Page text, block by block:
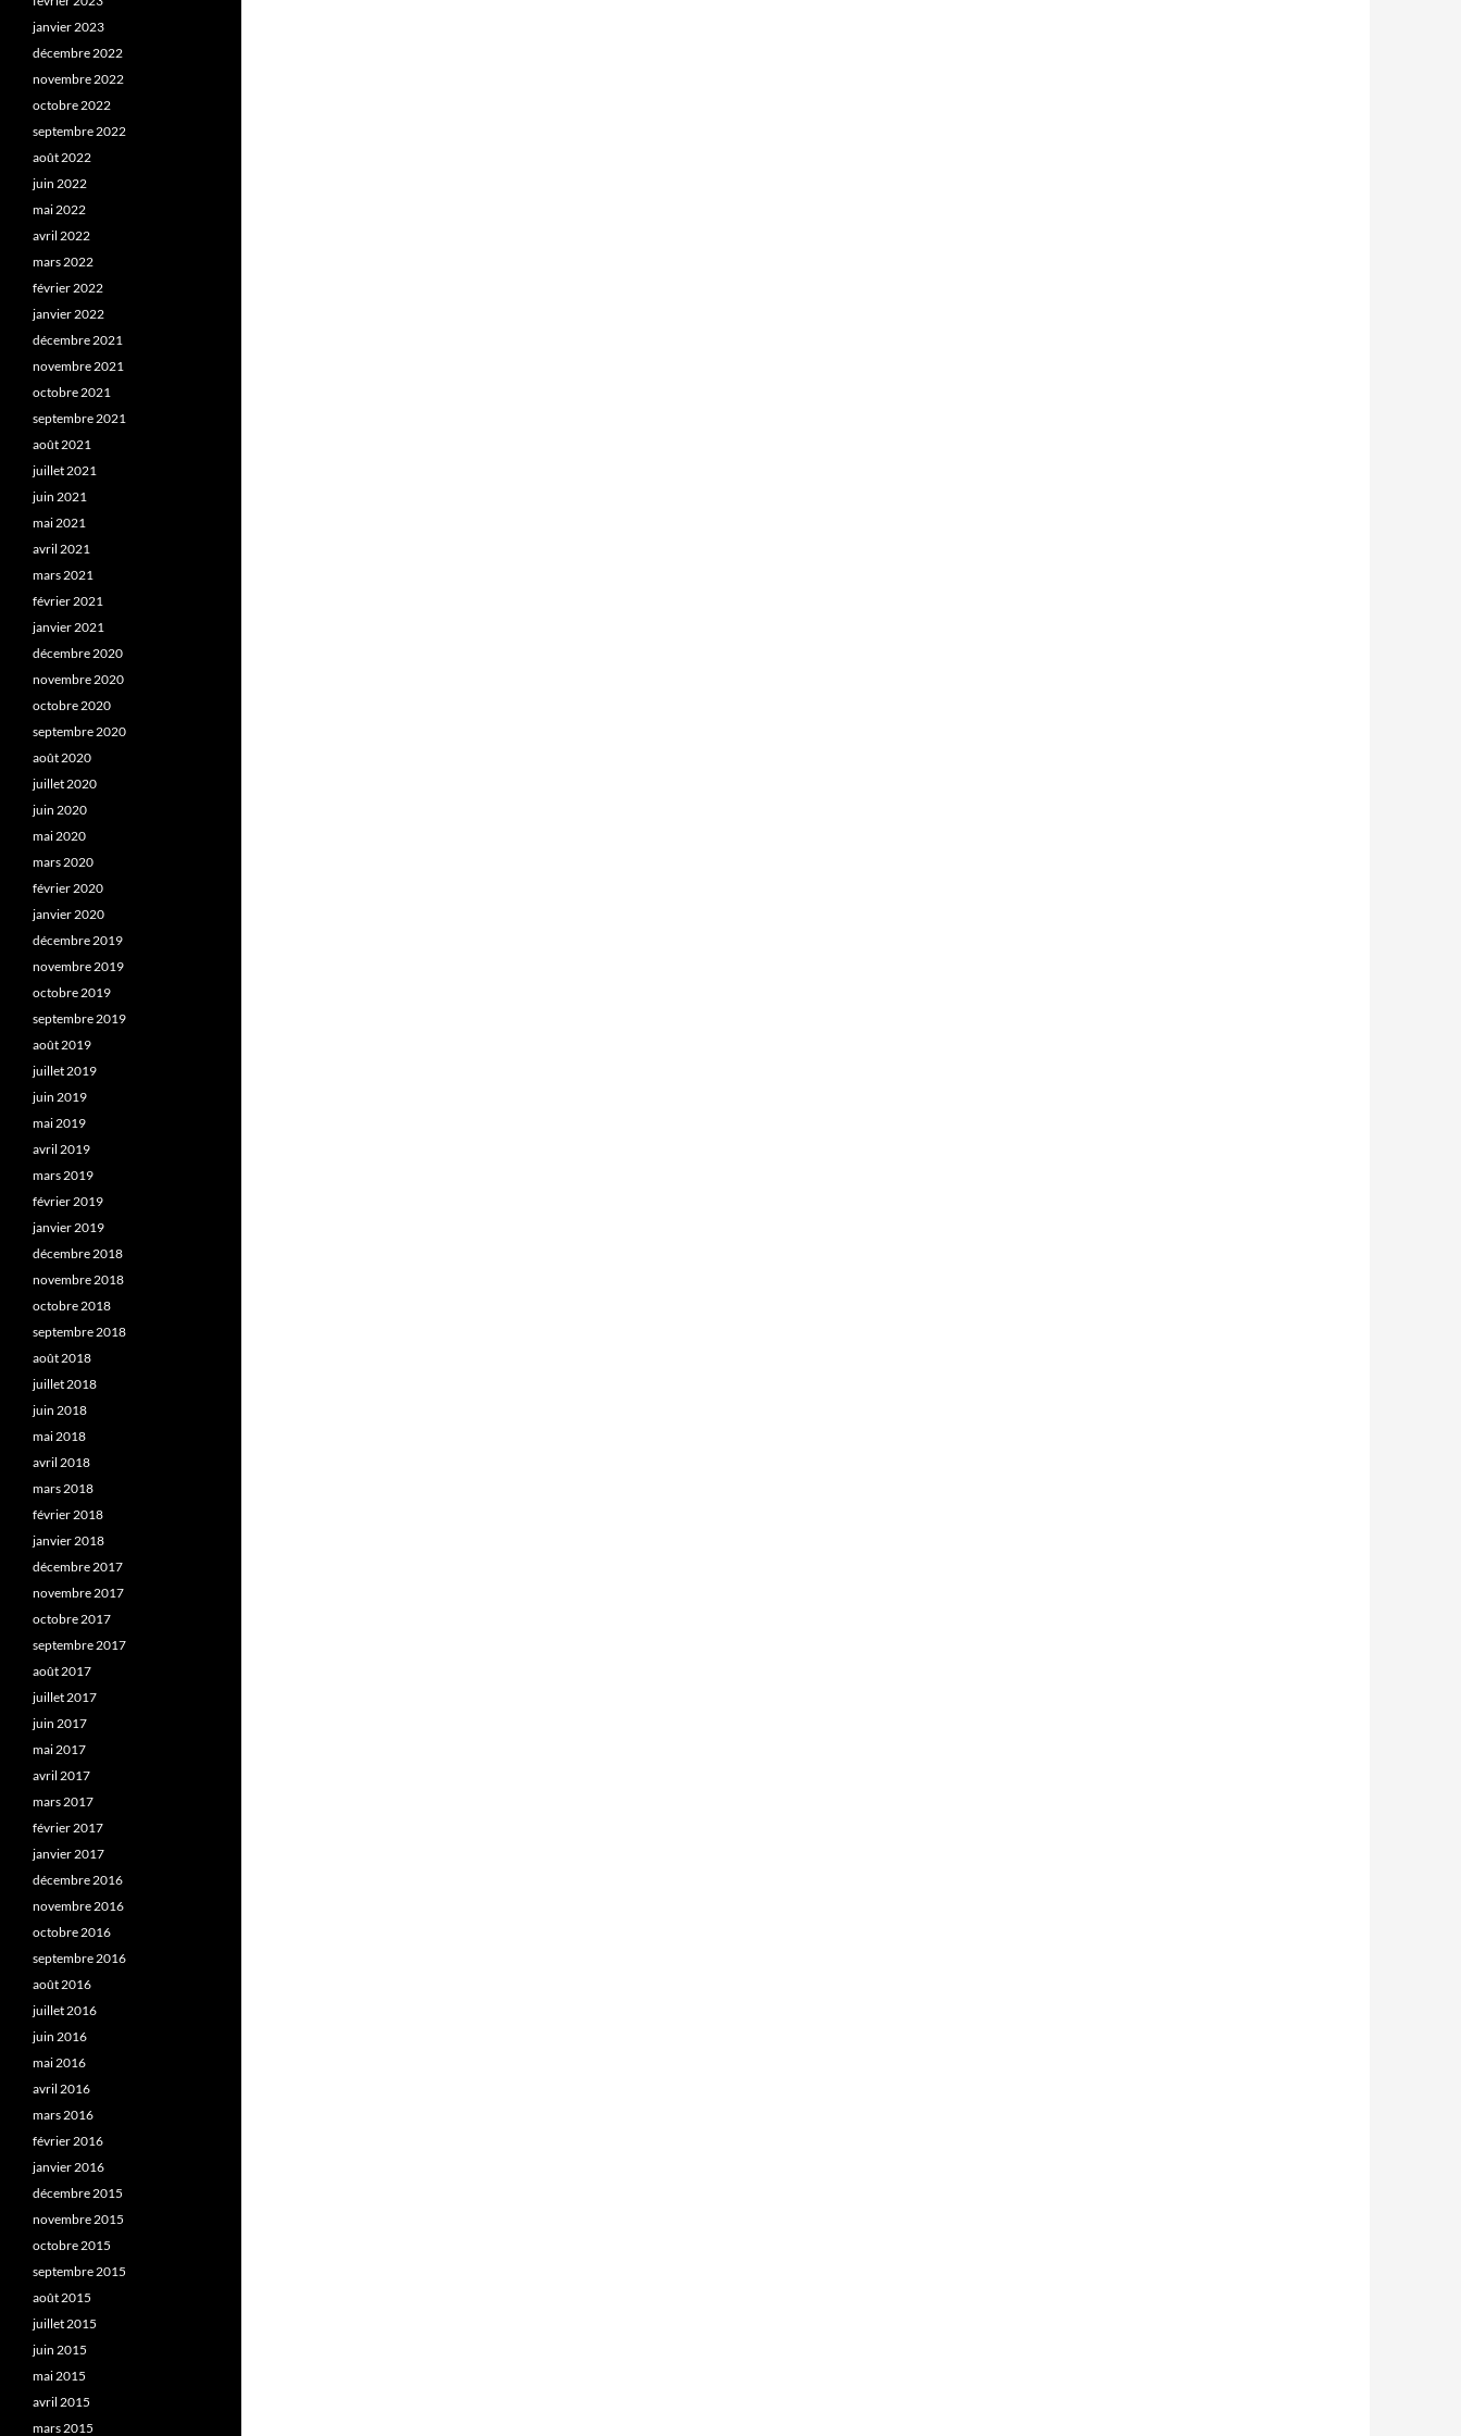
janvier 2023
décembre 2022
novembre 2022
octobre 2022
septembre 2022
août 2022
juin 2022
mai 2022
avril 2022
mars 2022
février 2022
janvier 2022
décembre 2021
novembre 2021
octobre 2021
septembre 2021
août 2021
juillet 2021
juin 2021
mai 2021
avril 2021
mars 2021
février 2021
janvier 2021
décembre 2020
novembre 2020
octobre 2020
septembre 2020
août 2020
juillet 2020
juin 2020
mai 2020
mars 2020
février 2020
janvier 2020
décembre 2019
novembre 2019
octobre 2019
septembre 2019
août 2019
juillet 2019
juin 2019
mai 2019
avril 2019
mars 2019
février 2019
janvier 2019
décembre 2018
novembre 2018
octobre 2018
septembre 2018
août 2018
juillet 2018
juin 2018
mai 2018
avril 2018
mars 2018
février 2018
janvier 2018
décembre 2017
novembre 2017
octobre 2017
septembre 2017
août 2017
juillet 2017
juin 2017
mai 2017
avril 2017
mars 2017
février 2017
janvier 2017
décembre 2016
novembre 2016
octobre 2016
septembre 2016
août 2016
juillet 2016
juin 2016
mai 2016
avril 2016
mars 2016
février 2016
janvier 2016
décembre 2015
novembre 2015
octobre 2015
septembre 2015
août 2015
juillet 2015
juin 2015
mai 2015
avril 2015
mars 2015